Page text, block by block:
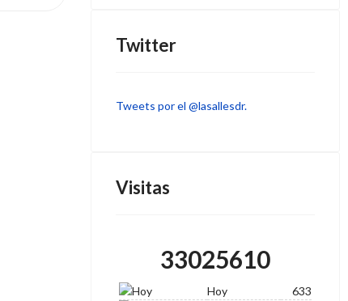
Twitter
Tweets por el @lasallesdr.
Visitas
33025610
Hoy
633